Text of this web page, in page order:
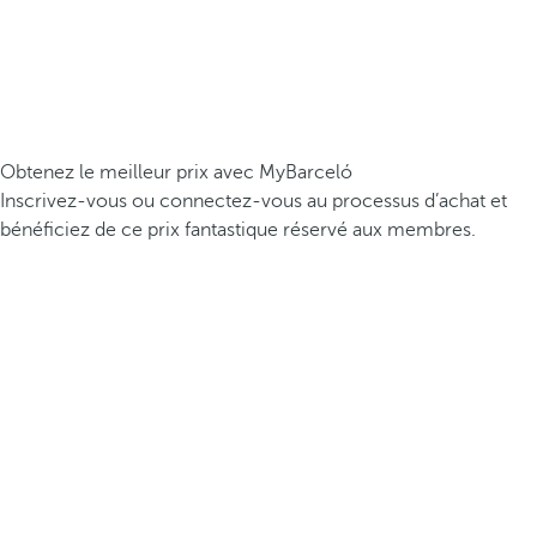
Obtenez le meilleur prix avec MyBarceló
Inscrivez-vous ou connectez-vous au processus d’achat et
bénéficiez de ce prix fantastique réservé aux membres.